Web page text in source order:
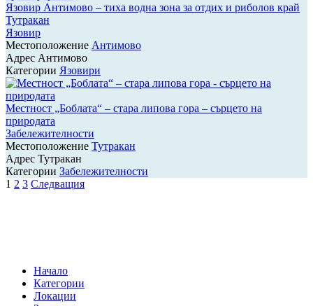
Язовир Антимово – тиха водна зона за отдих и риболов край
Тутракан
Язовир
Местоположение Антимово
Адрес Антимово
Категории Язовири
Местност „Боблата“ – стара липова гора – сърцето на
природата
Забележителности
Местоположение Тутракан
Адрес Тутракан
Категории Забележителности
Навигация
1 2 3 Следващия
Начало
Категории
Локации